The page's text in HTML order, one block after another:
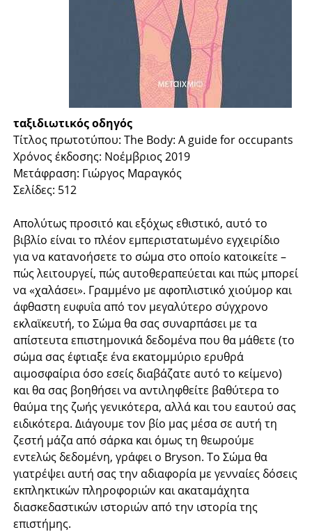
ταξιδιωτικός οδηγός
Τίτλος πρωτοτύπου: The Body: A guide for occupants
Χρόνος έκδοσης: Νοέμβριος 2019
Μετάφραση: Γιώργος Μαραγκός
Σελίδες: 512
Απολύτως προσιτό και εξόχως εθιστικό, αυτό το
βιβλίο είναι το πλέον εμπεριστατωμένο εγχειρίδιο
για να κατανοήσετε το σώμα στο οποίο κατοικείτε –
πώς λειτουργεί, πώς αυτοθεραπεύεται και πώς μπορεί
να «χαλάσει». Γραμμένο με αφοπλιστικό χιούμορ και
άφθαστη ευφυΐα από τον μεγαλύτερο σύγχρονο
εκλαϊκευτή, το Σώμα θα σας συναρπάσει με τα
απίστευτα επιστημονικά δεδομένα που θα μάθετε (το
σώμα σας έφτιαξε ένα εκατομμύριο ερυθρά
αιμοσφαίρια όσο εσείς διαβάζατε αυτό το κείμενο)
και θα σας βοηθήσει να αντιληφθείτε βαθύτερα το
θαύμα της ζωής γενικότερα, αλλά και του εαυτού σας
ειδικότερα. Διάγουμε τον βίο μας μέσα σε αυτή τη
ζεστή μάζα από σάρκα και όμως τη θεωρούμε
εντελώς δεδομένη, γράφει ο Bryson. Το Σώμα θα
γιατρέψει αυτή σας την αδιαφορία με γενναίες δόσεις
εκπληκτικών πληροφοριών και ακαταμάχητα
διασκεδαστικών ιστοριών από την ιστορία της
επιστήμης.